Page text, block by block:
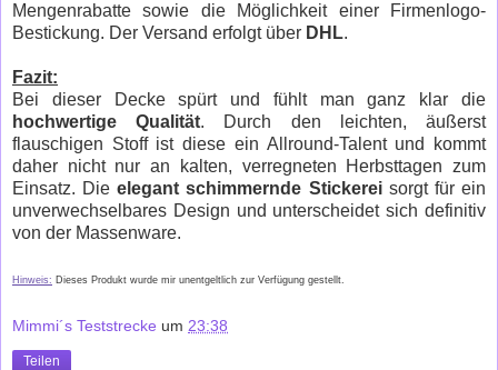
Mengenrabatte sowie die Möglichkeit einer Firmenlogo-
Bestickung. Der Versand erfolgt über DHL.
Fazit:
Bei dieser Decke spürt und fühlt man ganz klar die
hochwertige Qualität. Durch den leichten, äußerst
flauschigen Stoff ist diese ein Allround-Talent und kommt
daher nicht nur an kalten, verregneten Herbsttagen zum
Einsatz. Dieelegant schimmernde Stickereisorgt für ein
unverwechselbares Design und unterscheidet sich definitiv
von der Massenware.
Hinweis: Dieses Produkt wurde mir unentgeltlich zur Verfügung gestellt.
Mimmi´s Teststrecke um 23:38
Teilen